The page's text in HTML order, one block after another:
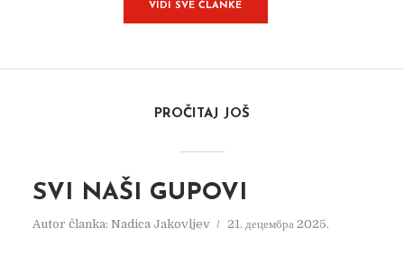
VIDI SVE ČLANKE
PROČITAJ JOŠ
SVI NAŠI GUPOVI
Autor članka: Nadica Jakovljev 21. децембра 2025.